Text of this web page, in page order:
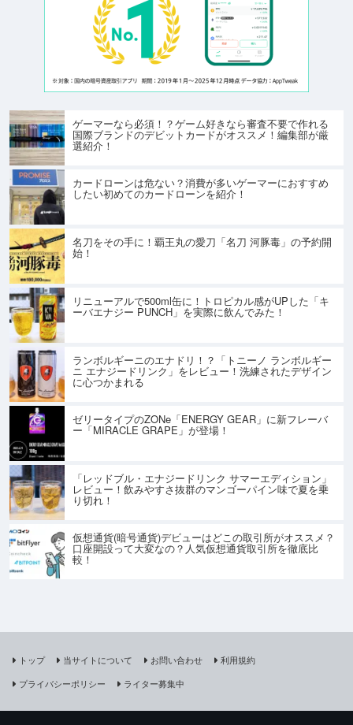
ゲーマーなら必須！？ゲーム好きなら審査不要で作れる
国際ブランドのデビットカードがオススメ！編集部が厳
選紹介！
カードローンは危ない？消費が多いゲーマーにおすすめ
したい初めてのカードローンを紹介！
名刀をその手に！覇王丸の愛刀「名刀 河豚毒」の予約開
始！
リニューアルで500ml缶に！トロピカル感がUPした「キ
ーバエナジー PUNCH」を実際に飲んでみた！
ランボルギーニのエナドリ！？「トニーノ ランボルギー
ニ エナジードリンク」をレビュー！洗練されたデザイン
に心つかまれる
ゼリータイプのZONe「ENERGY GEAR」に新フレーバ
ー「MIRACLE GRAPE」が登場！
「レッドブル・エナジードリンク サマーエディション」
レビュー！飲みやすさ抜群のマンゴーパイン味で夏を乗
り切れ！
仮想通貨(暗号通貨)デビューはどこの取引所がオススメ？
口座開設って大変なの？人気仮想通貨取引所を徹底比
較！
トップ 当サイトについて お問い合わせ
利用規約
プライバシーポリシー
ライター募集中